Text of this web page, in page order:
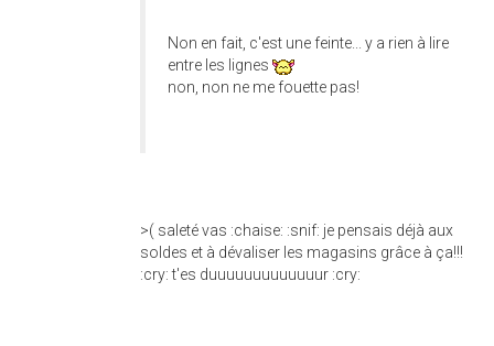
Non en fait, c'est une feinte... y a rien à lire
entre les lignes
non, non ne me fouette pas!
>( saleté vas :chaise: :snif: je pensais déjà aux
soldes et à dévaliser les magasins grâce à ça!!!
:cry: t'es duuuuuuuuuuuuur :cry: